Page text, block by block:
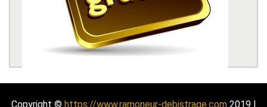
Copyright © https://www.ramoneur-debistrage.com2019 |